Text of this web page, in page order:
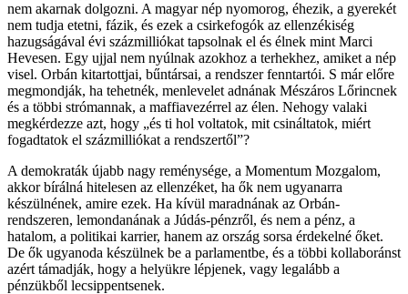
nem akarnak dolgozni. A magyar nép nyomorog, éhezik, a gyerekét
nem tudja etetni, fázik, és ezek a csirkefogók az ellenzékiség
hazugságával évi százmilliókat tapsolnak el és élnek mint Marci
Hevesen. Egy ujjal nem nyúlnak azokhoz a terhekhez, amiket a nép
visel. Orbán kitartottjai, bűntársai, a rendszer fenntartói. S már előre
megmondják, ha tehetnék, menlevelet adnának Mészáros Lőrincnek
és a többi strómannak, a maffiavezérrel az élen. Nehogy valaki
megkérdezze azt, hogy „és ti hol voltatok, mit csináltatok, miért
fogadtatok el százmilliókat a rendszertől”?
A demokraták újabb nagy reménysége, a Momentum Mozgalom,
akkor bírálná hitelesen az ellenzéket, ha ők nem ugyanarra
készülnének, amire ezek. Ha kívül maradnának az Orbán-
rendszeren, lemondanának a Júdás-pénzről, és nem a pénz, a
hatalom, a politikai karrier, hanem az ország sorsa érdekelné őket.
De ők ugyanoda készülnek be a parlamentbe, és a többi kollaboránst
azért támadják, hogy a helyükre lépjenek, vagy legalább a
pénzükből lecsippentsenek.